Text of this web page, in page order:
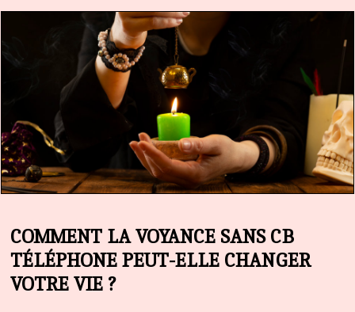
COMMENT LA VOYANCE SANS CB
TÉLÉPHONE PEUT-ELLE CHANGER
VOTRE VIE ?